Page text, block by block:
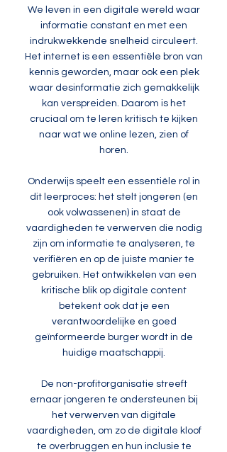
We leven in een digitale wereld waar
informatie constant en met een
indrukwekkende snelheid circuleert.
Het internet is een essentiële bron van
kennis geworden, maar ook een plek
waar desinformatie zich gemakkelijk
kan verspreiden. Daarom is het
cruciaal om te leren kritisch te kijken
naar wat we online lezen, zien of
horen.
Onderwijs speelt een essentiële rol in
dit leerproces: het stelt jongeren (en
ook volwassenen) in staat de
vaardigheden te verwerven die nodig
zijn om informatie te analyseren, te
verifiëren en op de juiste manier te
gebruiken. Het ontwikkelen van een
kritische blik op digitale content
betekent ook dat je een
verantwoordelijke en goed
geïnformeerde burger wordt in de
huidige maatschappij.
De non-profitorganisatie streeft
ernaar jongeren te ondersteunen bij
het verwerven van digitale
vaardigheden, om zo de digitale kloof
te overbruggen en hun inclusie te